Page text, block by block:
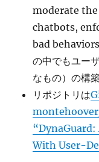
moderate
chatbots,
bad
の中でもユー
なもの）の構
リポジトリは
With User-